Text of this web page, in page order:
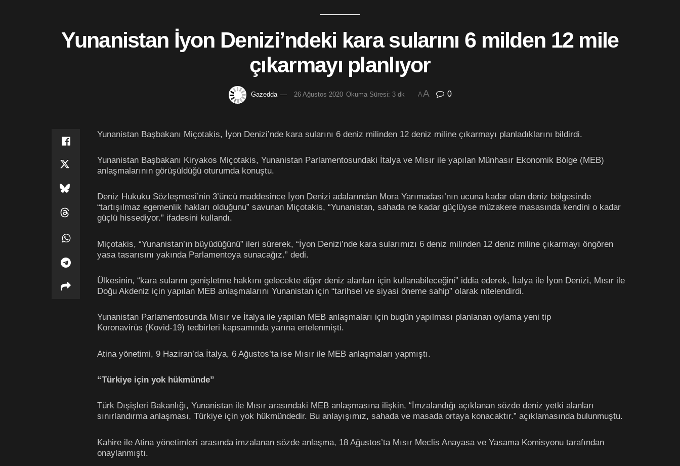
Yunanistan İyon Denizi’ndeki kara sularını 6 milden 12 mile
çıkarmayı planlıyor
Gazedda 26 Ağustos 2020 Okuma Süresi: 3 dk AA 0
Yunanistan Başbakanı Miçotakis, İyon Denizi’nde kara sularını 6 deniz milinden 12 deniz miline çıkarmayı planladıklarını bildirdi.
Yunanistan Başbakanı Kiryakos Miçotakis, Yunanistan Parlamentosundaki İtalya ve Mısır ile yapılan Münhasır Ekonomik Bölge (MEB)
anlaşmalarının görüşüldüğü oturumda konuştu.
Deniz Hukuku Sözleşmesi’nin 3’üncü maddesince İyon Denizi adalarından Mora Yarımadası’nın ucuna kadar olan deniz bölgesinde
“tartışılmaz egemenlik hakları olduğunu” savunan Miçotakis, “Yunanistan, sahada ne kadar güçlüyse müzakere masasında kendini o kadar
güçlü hissediyor.” ifadesini kullandı.
Miçotakis, “Yunanistan’ın büyüdüğünü” ileri sürerek, “İyon Denizi’nde kara sularımızı 6 deniz milinden 12 deniz miline çıkarmayı öngören
yasa tasarısını yakında Parlamentoya sunacağız.” dedi.
Ülkesinin, “kara sularını genişletme hakkını gelecekte diğer deniz alanları için kullanabileceğini” iddia ederek, İtalya ile İyon Denizi, Mısır ile
Doğu Akdeniz için yapılan MEB anlaşmalarını Yunanistan için “tarihsel ve siyasi öneme sahip” olarak nitelendirdi.
Yunanistan Parlamentosunda Mısır ve İtalya ile yapılan MEB anlaşmaları için bugün yapılması planlanan oylama yeni tip
Koronavirüs (Kovid-19) tedbirleri kapsamında yarına ertelenmişti.
Atina yönetimi, 9 Haziran’da İtalya, 6 Ağustos’ta ise Mısır ile MEB anlaşmaları yapmıştı.
“Türkiye için yok hükmünde”
Türk Dışişleri Bakanlığı, Yunanistan ile Mısır arasındaki MEB anlaşmasına ilişkin, “İmzalandığı açıklanan sözde deniz yetki alanları
sınırlandırma anlaşması, Türkiye için yok hükmündedir. Bu anlayışımız, sahada ve masada ortaya konacaktır.” açıklamasında bulunmuştu.
Kahire ile Atina yönetimleri arasında imzalanan sözde anlaşma, 18 Ağustos’ta Mısır Meclis Anayasa ve Yasama Komisyonu tarafından
onaylanmıştı.